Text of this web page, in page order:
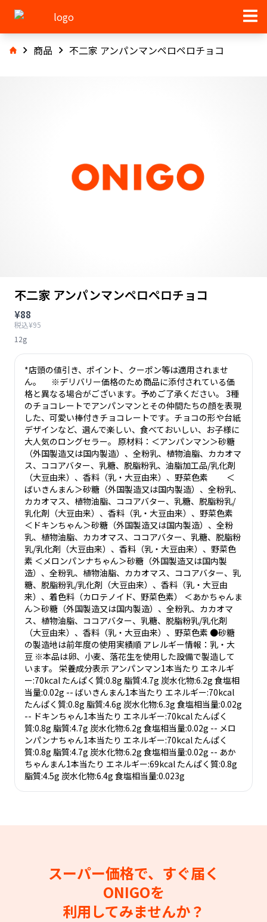
商品 不二家 アンパンマンペロペロチョコ
不二家 アンパンマンペロペロチョコ
¥88
税込¥95
12g
*店頭の値引き、ポイント、クーポン等は適用されませ
ん。 ※デリバリー価格のため商品に添付されている価
格と異なる場合がございます。予めご了承ください。 3種
のチョコレートでアンパンマンとその仲間たちの顔を表現
した、可愛い棒付きチョコレートです。チョコの形や台紙
デザインなど、選んで楽しい、食べておいしい、お子様に
大人気のロングセラー。 原材料：＜アンパンマン＞砂糖
（外国製造又は国内製造）、全粉乳、植物油脂、カカオマ
ス、ココアバター、乳糖、脱脂粉乳、油脂加工品/乳化剤
（大豆由来）、香料（乳・大豆由来）、野菜色素 ＜
ばいきんまん＞砂糖（外国製造又は国内製造）、全粉乳、
カカオマス、植物油脂、ココアバター、乳糖、脱脂粉乳/
乳化剤（大豆由来）、香料（乳・大豆由来）、野菜色素
＜ドキンちゃん＞砂糖（外国製造又は国内製造）、全粉
乳、植物油脂、カカオマス、ココアバター、乳糖、脱脂粉
乳/乳化剤（大豆由来）、香料（乳・大豆由来）、野菜色
素 ＜メロンパンナちゃん＞砂糖（外国製造又は国内製
造）、全粉乳、植物油脂、カカオマス、ココアバター、乳
糖、脱脂粉乳/乳化剤（大豆由来）、香料（乳・大豆由
来）、着色料（カロテノイド、野菜色素） ＜あかちゃんま
ん＞砂糖（外国製造又は国内製造）、全粉乳、カカオマ
ス、植物油脂、ココアバター、乳糖、脱脂粉乳/乳化剤
（大豆由来）、香料（乳・大豆由来）、野菜色素 ●砂糖
の製造地は前年度の使用実績順 アレルギー情報：乳・大
豆 ※本品は卵、小麦、落花生を使用した設備で製造して
います。 栄養成分表示 アンパンマン1本当たり エネルギ
ー:70kcal たんぱく質:0.8g 脂質:4.7g 炭水化物:6.2g 食塩相
当量:0.02g -- ばいきんまん1本当たり エネルギー:70kcal
たんぱく質:0.8g 脂質:4.6g 炭水化物:6.3g 食塩相当量:0.02g
-- ドキンちゃん1本当たり エネルギー:70kcal たんぱく
質:0.8g 脂質:4.7g 炭水化物:6.2g 食塩相当量:0.02g -- メロ
ンパンナちゃん1本当たり エネルギー:70kcal たんぱく
質:0.8g 脂質:4.7g 炭水化物:6.2g 食塩相当量:0.02g -- あか
ちゃんまん1本当たり エネルギー:69kcal たんぱく質:0.8g
脂質:4.5g 炭水化物:6.4g 食塩相当量:0.023g
スーパー価格で、すぐ届く
ONIGOを
利用してみませんか？